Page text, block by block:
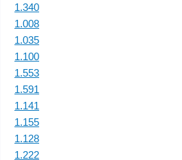
1.340
1.008
1.035
1.100
1.553
1.591
1.141
1.155
1.128
1.222